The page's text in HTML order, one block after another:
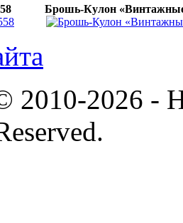
Брошь-Кулон
2010-2026 -